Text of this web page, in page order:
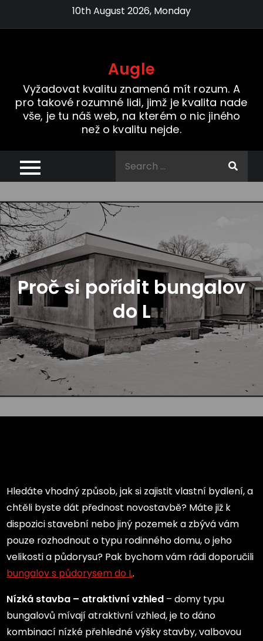
10th August 2026, Monday
Augle
Vyžadovat kvalitu znamená mít rozum. A
pro takové rozumné lidi, jimž je kvalita nade
vše, je tu náš web, na kterém o nic jiného
než o kvalitu nejde.
Proč si pořídit bungalov
do L
Hledáte vhodný způsob, jak si zajistit vlastní bydlení, a
chtěli byste dát přednost novostavbě? Máte již k
dispozici stavební nebo jiný pozemek a zbývá vám
pouze rozhodnout o typu rodinného domu, o jeho
velikosti a půdorysu? Pak bychom vám rádi doporučili
bungalov s půdorysem do L.
Nízká stavba – atraktivní vzhled – domy typu
bungalovů mívají atraktivní vzhled, je to dáno
kombinací nízké přehledné výšky stavby, valbovou